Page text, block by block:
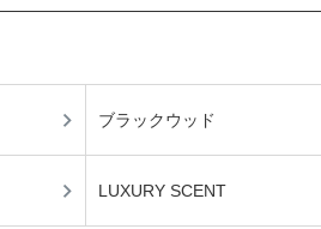
ブラックウッド
LUXURY SCENT